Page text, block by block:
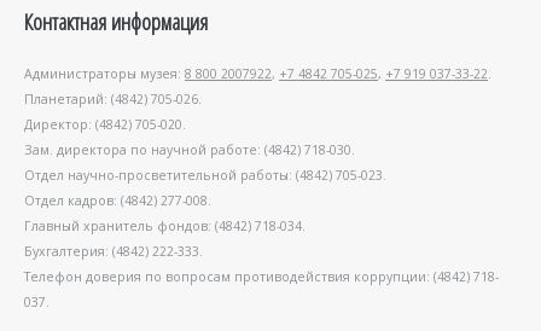
Контактная информация
Администраторы музея: 8 800 2007922, +7 4842 705-025, +7 919 037-33-22.
Планетарий: (4842) 705-026.
Директор: (4842) 705-020.
Зам. директора по научной работе: (4842) 718-030.
Отдел научно-просветительной работы: (4842) 705-023.
Отдел кадров: (4842) 277-008.
Главный хранитель фондов: (4842) 718-034.
Бухгалтерия: (4842) 222-333.
Телефон доверия по вопросам противодействия коррупции: (4842) 718-
037.